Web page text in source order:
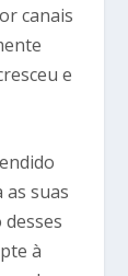
canais
e
as suas
à